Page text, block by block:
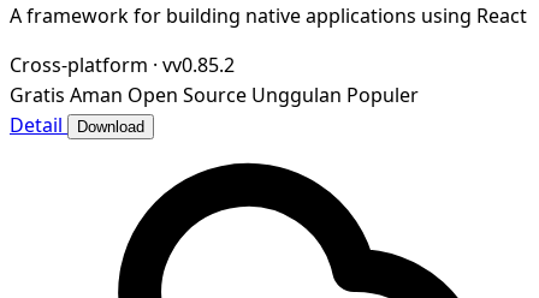
A framework for building native applications using React
Cross-platform · vv0.85.2
Gratis Aman Open Source Unggulan Populer
Detail
Download